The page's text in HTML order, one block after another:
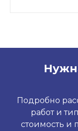
Подробно
работ и
стоимость и